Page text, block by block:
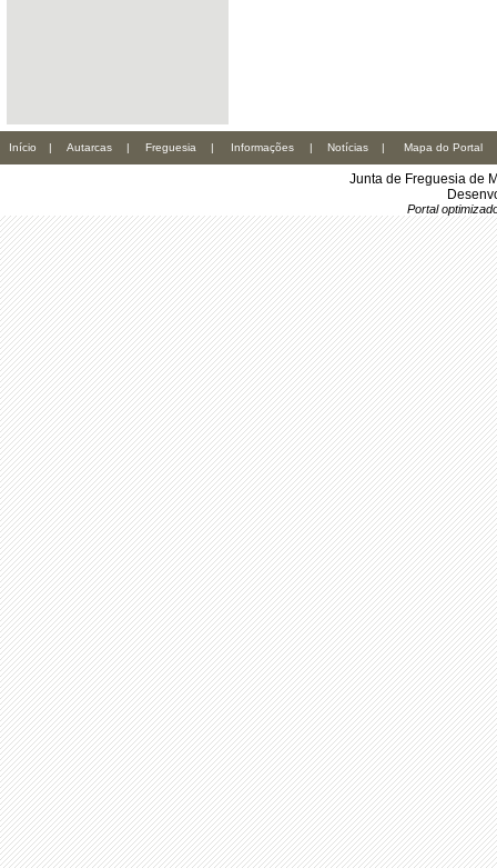
Início | Autarcas | Freguesia | Informações | Notícias | Mapa do Portal
Junta de Freguesia de
Portal